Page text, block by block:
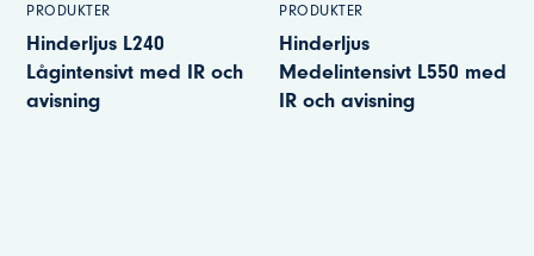
PRODUKTER
Hinderljus L240
Lågintensivt med IR och
avisning
PRODUKTER
Hinderljus
Medelintensivt L550 med
IR och avisning